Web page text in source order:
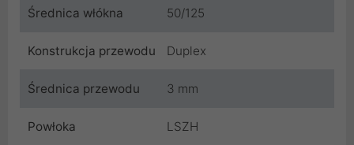
Średnica włókna 50/125
Konstrukcja przewodu Duplex
Średnica przewodu 3 mm
Powłoka LSZH